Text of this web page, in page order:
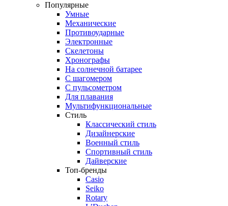
Популярные
Умные
Механические
Противоударные
Электронные
Скелетоны
Хронографы
На солнечной батарее
С шагомером
С пульсометром
Для плавания
Мультифункциональные
Стиль
Классический стиль
Дизайнерские
Военный стиль
Спортивный стиль
Дайверские
Топ-бренды
Casio
Seiko
Rotary